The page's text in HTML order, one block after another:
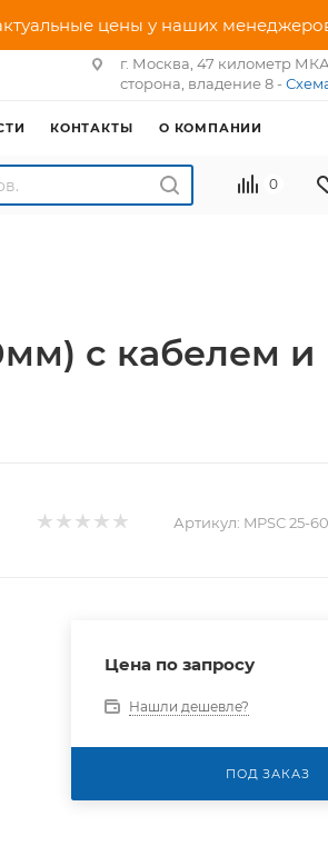
цены у наших
г. Москва, 47 километр
сторона, владение 8 -
КОНТАКТЫ О КОМПАНИИ
0
с кабелем и
Артикул: MPSС 25-60
Цена по запросу
Нашли дешевле?
ПОД ЗАКАЗ